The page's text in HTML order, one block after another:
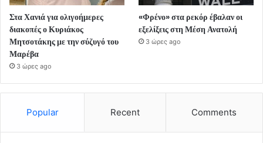
Στα Χανιά για ολιγοήμερες
διακοπές ο Κυριάκος
Μητσοτάκης με την σύζυγό του
Μαρέβα
3 ώρες ago
«Φρένο» στα ρεκόρ έβαλαν οι
εξελίξεις στη Μέση Ανατολή
3 ώρες ago
Popular Recent Comments